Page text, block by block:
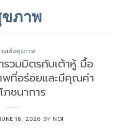
รเพื่อสุขภาพ
วมมิตรกับเต้าหู้ มื้อ
พที่อร่อยและมีคุณค่า
ภชนาการ
18, 2026 BYNOI